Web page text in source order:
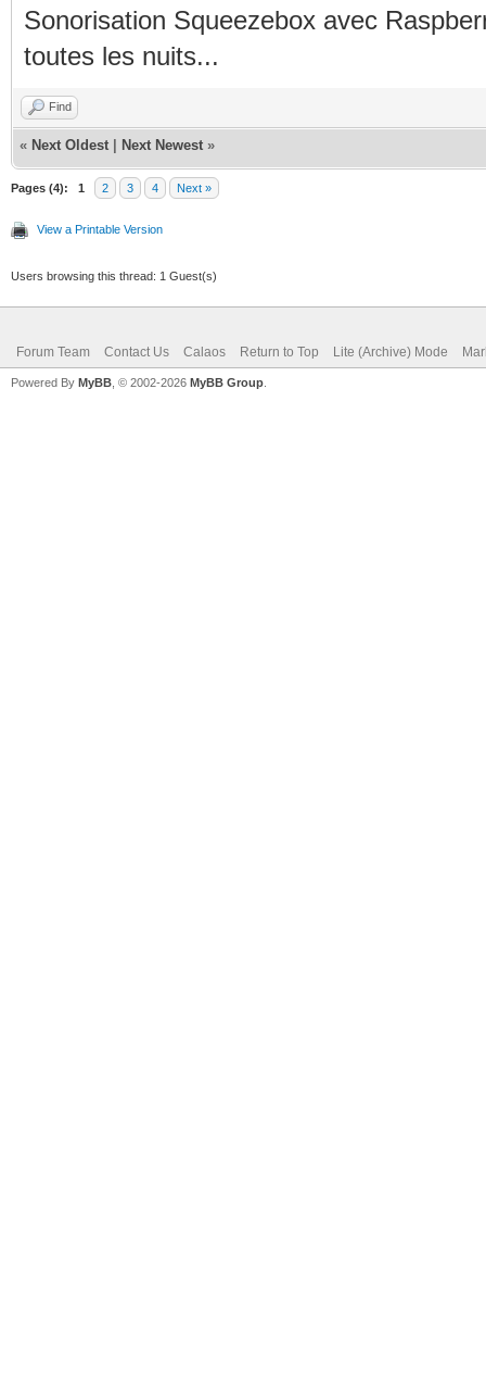
Sonorisation Squeezebox avec
toutes les nuits...
Find
« Next Oldest Next Newest »
Pages (4): 1 2 3 4 Next »
View a Printable Version
Users browsing this thread: 1 Guest(s)
Forum Team Contact Us Calaos Return to Top Lite (Archive) Mode
Powered By MyBB , © 2002-2026 MyBB Group